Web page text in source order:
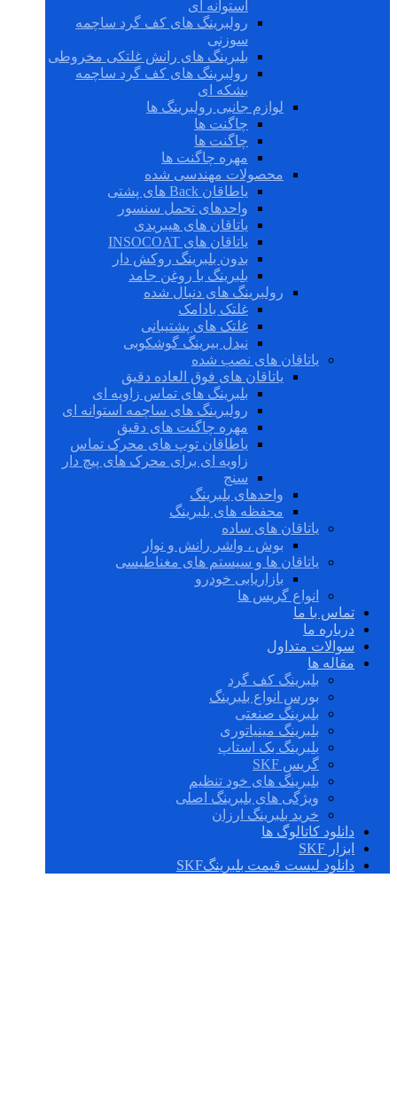
استوانه ای
رولبرینگ های کف گرد ساچمه
سوزنی
بلبرینگ های رانش غلتکی مخروطی
رولبرینگ های کف گرد ساچمه
بشکه ای
لوازم جانبی رولبرینگ ها
چاگنت ها
چاگنت ها
مهره چاگنت ها
محصولات مهندسی شده
یاطاقان Back های پشتی
واحدهای تحمل سنسور
یاتاقان های هیبریدی
یاتاقان های INSOCOAT
بدون بلبرینگ روکش دار
بلبرینگ با روغن جامد
رولبرینگ های دنبال شده
غلتک بادامک
غلتک های پشتیبانی
نیدل بیرینگ گوشکوبی
یاتاقان های نصب شده
یاتاقان های فوق العاده دقیق
بلبرینگ های تماس زاویه ای
رولبرینگ های ساچمه استوانه ای
مهره چاگنت های دقیق
یاطاقان توپ های محرک تماس
زاویه ای برای محرک های پیچ دار
سنج
واحدهای بلبرینگ
محفظه های بلبرینگ
یاتاقان های ساده
بوش ، واشر رانش و نوار
یاتاقان ها و سیستم های مغناطیسی
بازاریابی خودرو
انواع گریس ها
تماس با ما
درباره ما
سوالات متداول
مقاله ها
بلبرینگ کف گرد
بورس انواع بلبرینگ
بلبرینگ صنعتی
بلبرینگ مینیاتوری
بلبرینگ بک استاپ
گریس SKF
بلبرینگ های خود تنظیم
ویژگی های بلبرینگ اصلی
خرید بلبرینگ ارزان
دانلود کاتالوگ ها
ابزار SKF
دانلود لیست قیمت بلبرینگSKF